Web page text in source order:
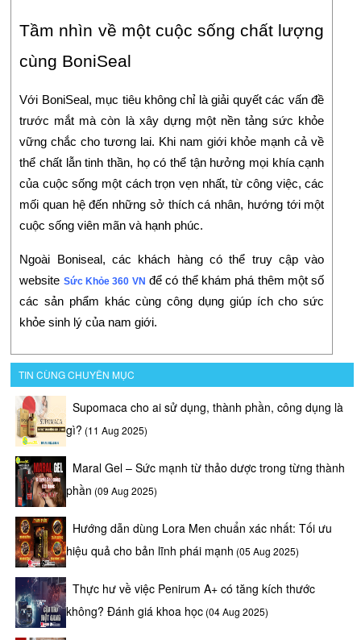
Tầm nhìn về một cuộc sống chất lượng
cùng BoniSeal
Với BoniSeal, mục tiêu không chỉ là giải quyết các vấn đề
trước mắt mà còn là xây dựng một nền tảng sức khỏe
vững chắc cho tương lai. Khi nam giới khỏe mạnh cả về
thể chất lẫn tinh thần, họ có thể tận hưởng mọi khía cạnh
của cuộc sống một cách trọn vẹn nhất, từ công việc, các
mối quan hệ đến những sở thích cá nhân, hướng tới một
cuộc sống viên mãn và hạnh phúc.
Ngoài Boniseal, các khách hàng có thể truy cập vào
website Sức Khỏe 360 VN để có thể khám phá thêm một số
các sản phẩm khác cùng công dụng giúp ích cho sức
khỏe sinh lý của nam giới.
TIN CÙNG CHUYÊN MỤC
Supomaca cho ai sử dụng, thành phần, công dụng là
gì? (11 Aug 2025)
Maral Gel – Sức mạnh từ thảo dược trong từng thành
phần (09 Aug 2025)
Hướng dẫn dùng Lora Men chuẩn xác nhất: Tối ưu
hiệu quả cho bản lĩnh phái mạnh (05 Aug 2025)
Thực hư về việc Penirum A+ có tăng kích thước
không? Đánh giá khoa học (04 Aug 2025)